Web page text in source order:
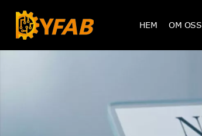
HEM OM OSS